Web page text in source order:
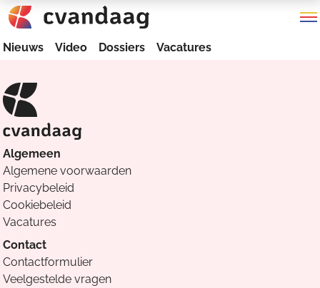
Nieuws Video Dossiers Vacatures
Algemeen
Algemene voorwaarden
Privacybeleid
Cookiebeleid
Vacatures
Contact
Contactformulier
Veelgestelde vragen